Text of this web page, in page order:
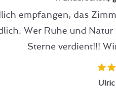
empfangen, das
Wer Ruhe und
Sterne verdient!!!